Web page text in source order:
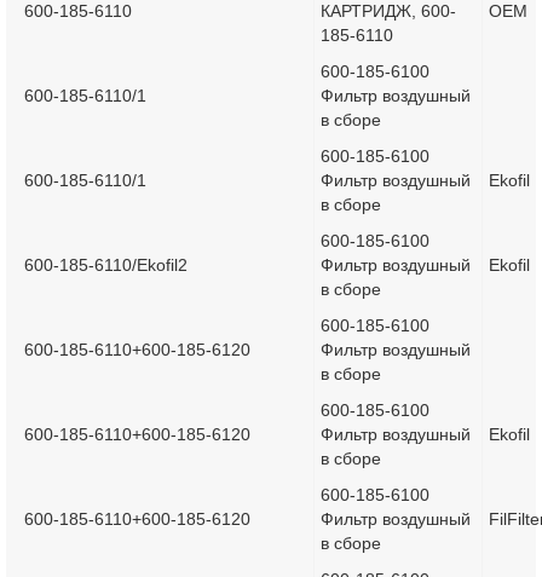
600-185-6110
КАРТРИДЖ, 600-
185-6110
OEM
600-185-6110/1
600-185-6100
Фильтр воздушный
в сборе
600-185-6110/1
600-185-6100
Фильтр воздушный
в сборе
Ekofil
600-185-6110/Ekofil2
600-185-6100
Фильтр воздушный
в сборе
Ekofil
600-185-6110+600-185-6120
600-185-6100
Фильтр воздушный
в сборе
600-185-6110+600-185-6120
600-185-6100
Фильтр воздушный
в сборе
Ekofil
600-185-6110+600-185-6120
600-185-6100
Фильтр воздушный
в сборе